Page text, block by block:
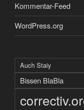
Kommentar-Feed
WordPress.org
Auch Staiy
Bissen BlaBla